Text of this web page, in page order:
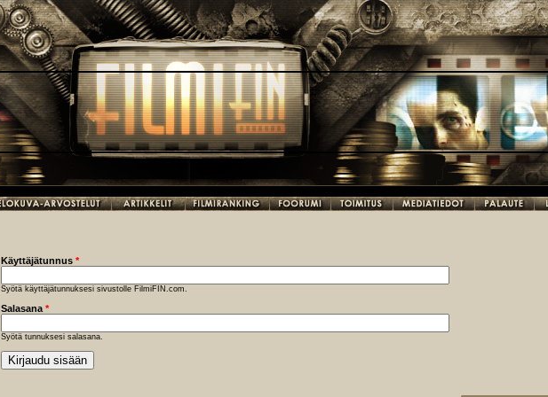
Käyttäjätunnus *
Syötä käyttäjätunnuksesi sivustolle FilmiFIN.com.
Salasana *
Syötä tunnuksesi salasana.